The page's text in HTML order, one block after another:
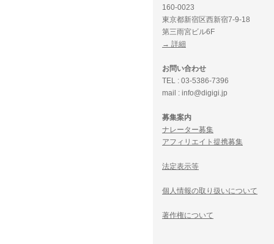
160-0023
東京都新宿区西新宿7-9-18
第三雨宮ビル6F
→ 詳細
お問い合わせ
TEL : 03-5386-7396
mail : info@digigi.jp
募集案内
ナレーター募集
アフィリエイト提携募集
法定表示等
個人情報の取り扱いについて
著作権について